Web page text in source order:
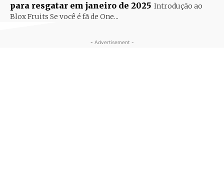
para resgatar em janeiro de 2025 Introdução ao
Blox Fruits Se você é fã de One...
- Advertisement -